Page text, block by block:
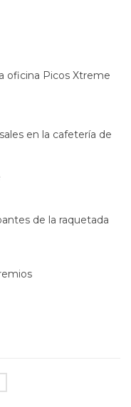
oficina Picos Xtreme
en la cafetería de
de la raquetada